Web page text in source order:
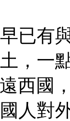
已有
，一
西國
人對